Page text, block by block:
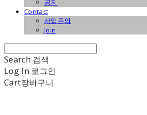
공지
Contact
사업문의
Join
Search 검색
Log In 로그인
Cart장바구니